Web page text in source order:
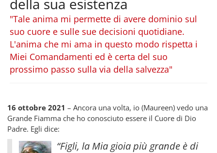
della sua esistenza
"Tale anima mi permette di avere dominio sul
suo cuore e sulle sue decisioni quotidiane.
L'anima che mi ama in questo modo rispetta i
Miei Comandamenti ed è certa del suo
prossimo passo sulla via della salvezza"
16 ottobre 2021 – Ancora una volta, io (Maureen) vedo una
Grande Fiamma che ho conosciuto essere il Cuore di Dio
Padre. Egli dice:
“Figli, la Mia gioia più grande è di